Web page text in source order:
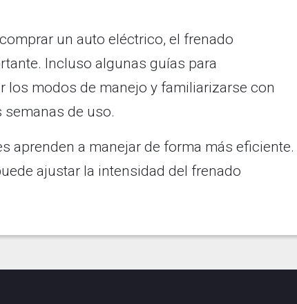
un auto eléctrico, el frenado
Incluso algunas guías para
los modos de manejo y familiarizarse con
de uso.
aprenden a manejar de forma más eficiente.
ajustar la intensidad del frenado